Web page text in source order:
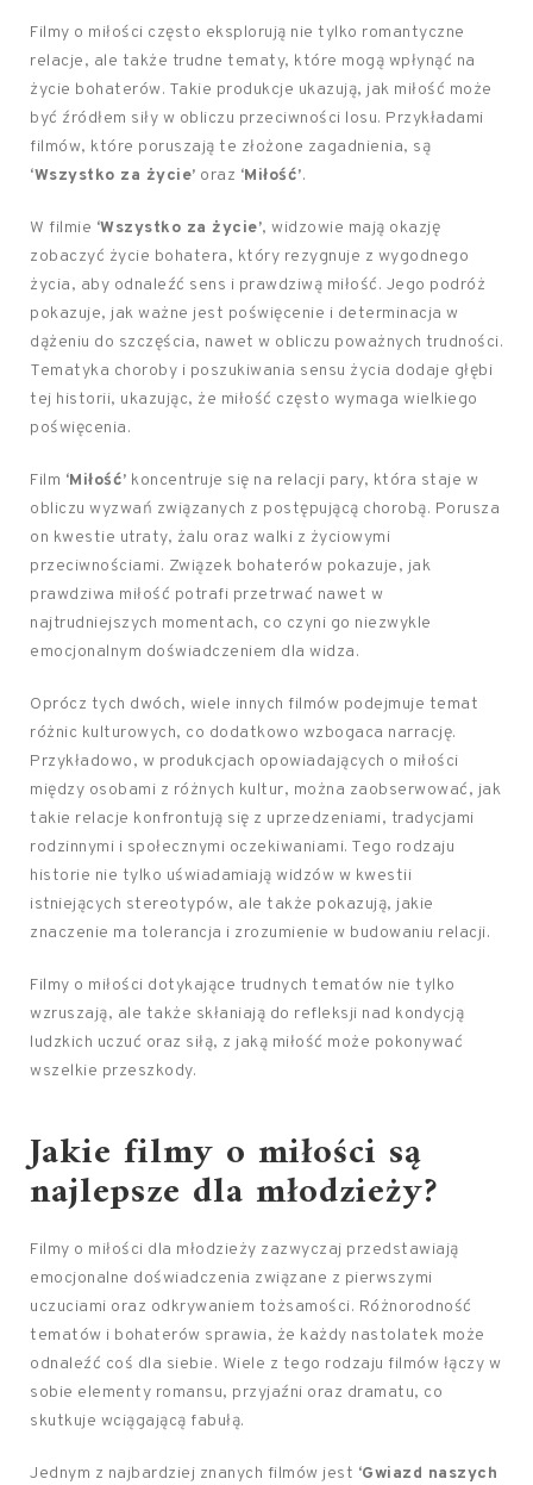
Filmy o miłości często eksplorują nie tylko romantyczne
relacje, ale także trudne tematy, które mogą wpłynąć na
życie bohaterów. Takie produkcje ukazują, jak miłość może
być źródłem siły w obliczu przeciwności losu. Przykładami
filmów, które poruszają te złożone zagadnienia, są
‘Wszystko za życie’ oraz ‘Miłość’.
W filmie ‘Wszystko za życie’, widzowie mają okazję
zobaczyć życie bohatera, który rezygnuje z wygodnego
życia, aby odnaleźć sens i prawdziwą miłość. Jego podróż
pokazuje, jak ważne jest poświęcenie i determinacja w
dążeniu do szczęścia, nawet w obliczu poważnych trudności.
Tematyka choroby i poszukiwania sensu życia dodaje głębi
tej historii, ukazując, że miłość często wymaga wielkiego
poświęcenia.
Film ‘Miłość’ koncentruje się na relacji pary, która staje w
obliczu wyzwań związanych z postępującą chorobą. Porusza
on kwestie utraty, żalu oraz walki z życiowymi
przeciwnościami. Związek bohaterów pokazuje, jak
prawdziwa miłość potrafi przetrwać nawet w
najtrudniejszych momentach, co czyni go niezwykle
emocjonalnym doświadczeniem dla widza.
Oprócz tych dwóch, wiele innych filmów podejmuje temat
różnic kulturowych, co dodatkowo wzbogaca narrację.
Przykładowo, w produkcjach opowiadających o miłości
między osobami z różnych kultur, można zaobserwować, jak
takie relacje konfrontują się z uprzedzeniami, tradycjami
rodzinnymi i społecznymi oczekiwaniami. Tego rodzaju
historie nie tylko uświadamiają widzów w kwestii
istniejących stereotypów, ale także pokazują, jakie
znaczenie ma tolerancja i zrozumienie w budowaniu relacji.
Filmy o miłości dotykające trudnych tematów nie tylko
wzruszają, ale także skłaniają do refleksji nad kondycją
ludzkich uczuć oraz siłą, z jaką miłość może pokonywać
wszelkie przeszkody.
Jakie filmy o miłości są
najlepsze dla młodzieży?
Filmy o miłości dla młodzieży zazwyczaj przedstawiają
emocjonalne doświadczenia związane z pierwszymi
uczuciami oraz odkrywaniem tożsamości. Różnorodność
tematów i bohaterów sprawia, że każdy nastolatek może
odnaleźć coś dla siebie. Wiele z tego rodzaju filmów łączy w
sobie elementy romansu, przyjaźni oraz dramatu, co
skutkuje wciągającą fabułą.
Jednym z najbardziej znanych filmów jest ‘Gwiazd naszych